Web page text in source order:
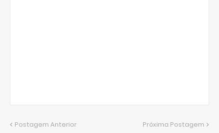
Postagem Anterior Próxima Postagem